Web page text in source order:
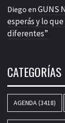
Diego en GUNS
esperás y lo
diferentes”
CATEGORÍAS
AGENDA(3418)